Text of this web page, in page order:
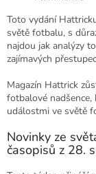
Toto vydání
světě fotbalu, s
najdou jak analýzy
zajímavých
Magazín Hattrick
fotbalové
událostmi ve světě
Novinky ze
časopisů z 28.